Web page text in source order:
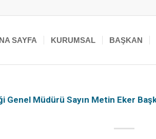
SAYFA KURUMSAL BAŞKAN
Genel Müdürü Sayın Metin Eker